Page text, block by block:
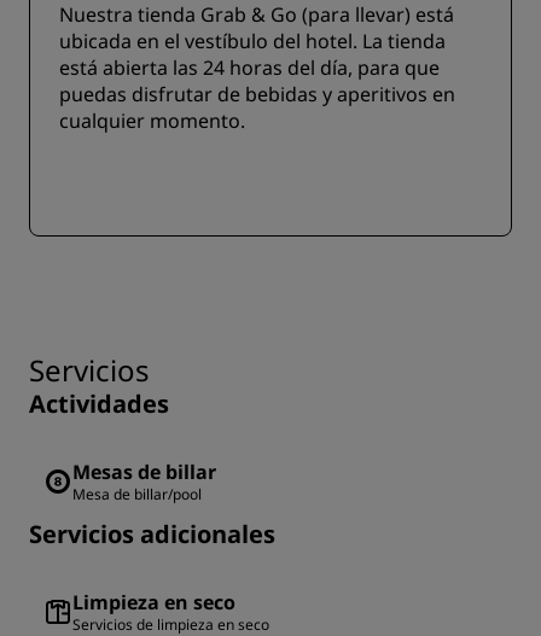
Nuestra tienda Grab & Go (para llevar) está
ubicada en el vestíbulo del hotel. La tienda
está abierta las 24 horas del día, para que
puedas disfrutar de bebidas y aperitivos en
cualquier momento.
Servicios
Actividades
Mesas de billar
Mesa de billar/pool
Servicios adicionales
Limpieza en seco
Servicios de limpieza en seco